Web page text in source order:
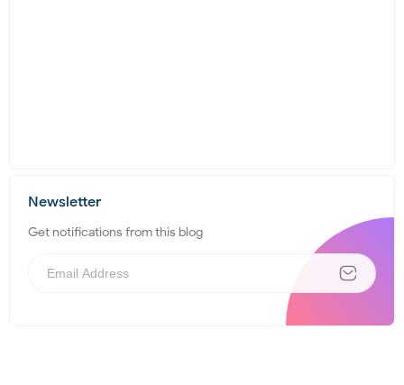
Newsletter
Get notifications from this blog